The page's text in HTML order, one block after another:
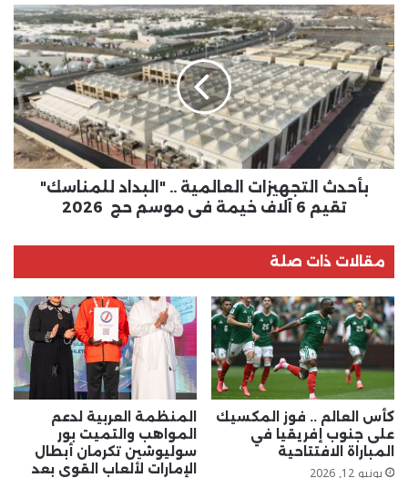
بأحدث
التجهيزات
العالمية
..
"البداد
للمناسك"
تقيم
6
آلاف
حج
2026
بأحدث التجهيزات العالمية .. "البداد للمناسك"
تقيم 6 آلاف خيمة في موسم حج 2026
مقالات ذات صلة
كأس العالم .. فوز المكسيك
على جنوب إفريقيا في
المباراة الافتتاحية
يونيو 12, 2026
المنظمة العربية لدعم
المواهب والتميت بور
سوليوشين تكرمان أبطال
الإمارات لألعاب القوى بعد